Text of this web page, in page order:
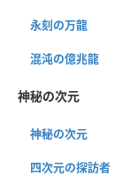
永刻の万龍
混沌の億兆龍
神秘の次元
神秘の次元
四次元の探訪者